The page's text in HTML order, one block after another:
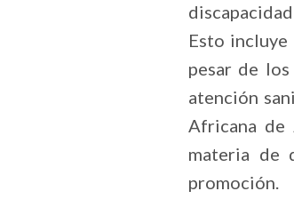
Esto
pesar de
atención
Africana de
materia de
promoción.